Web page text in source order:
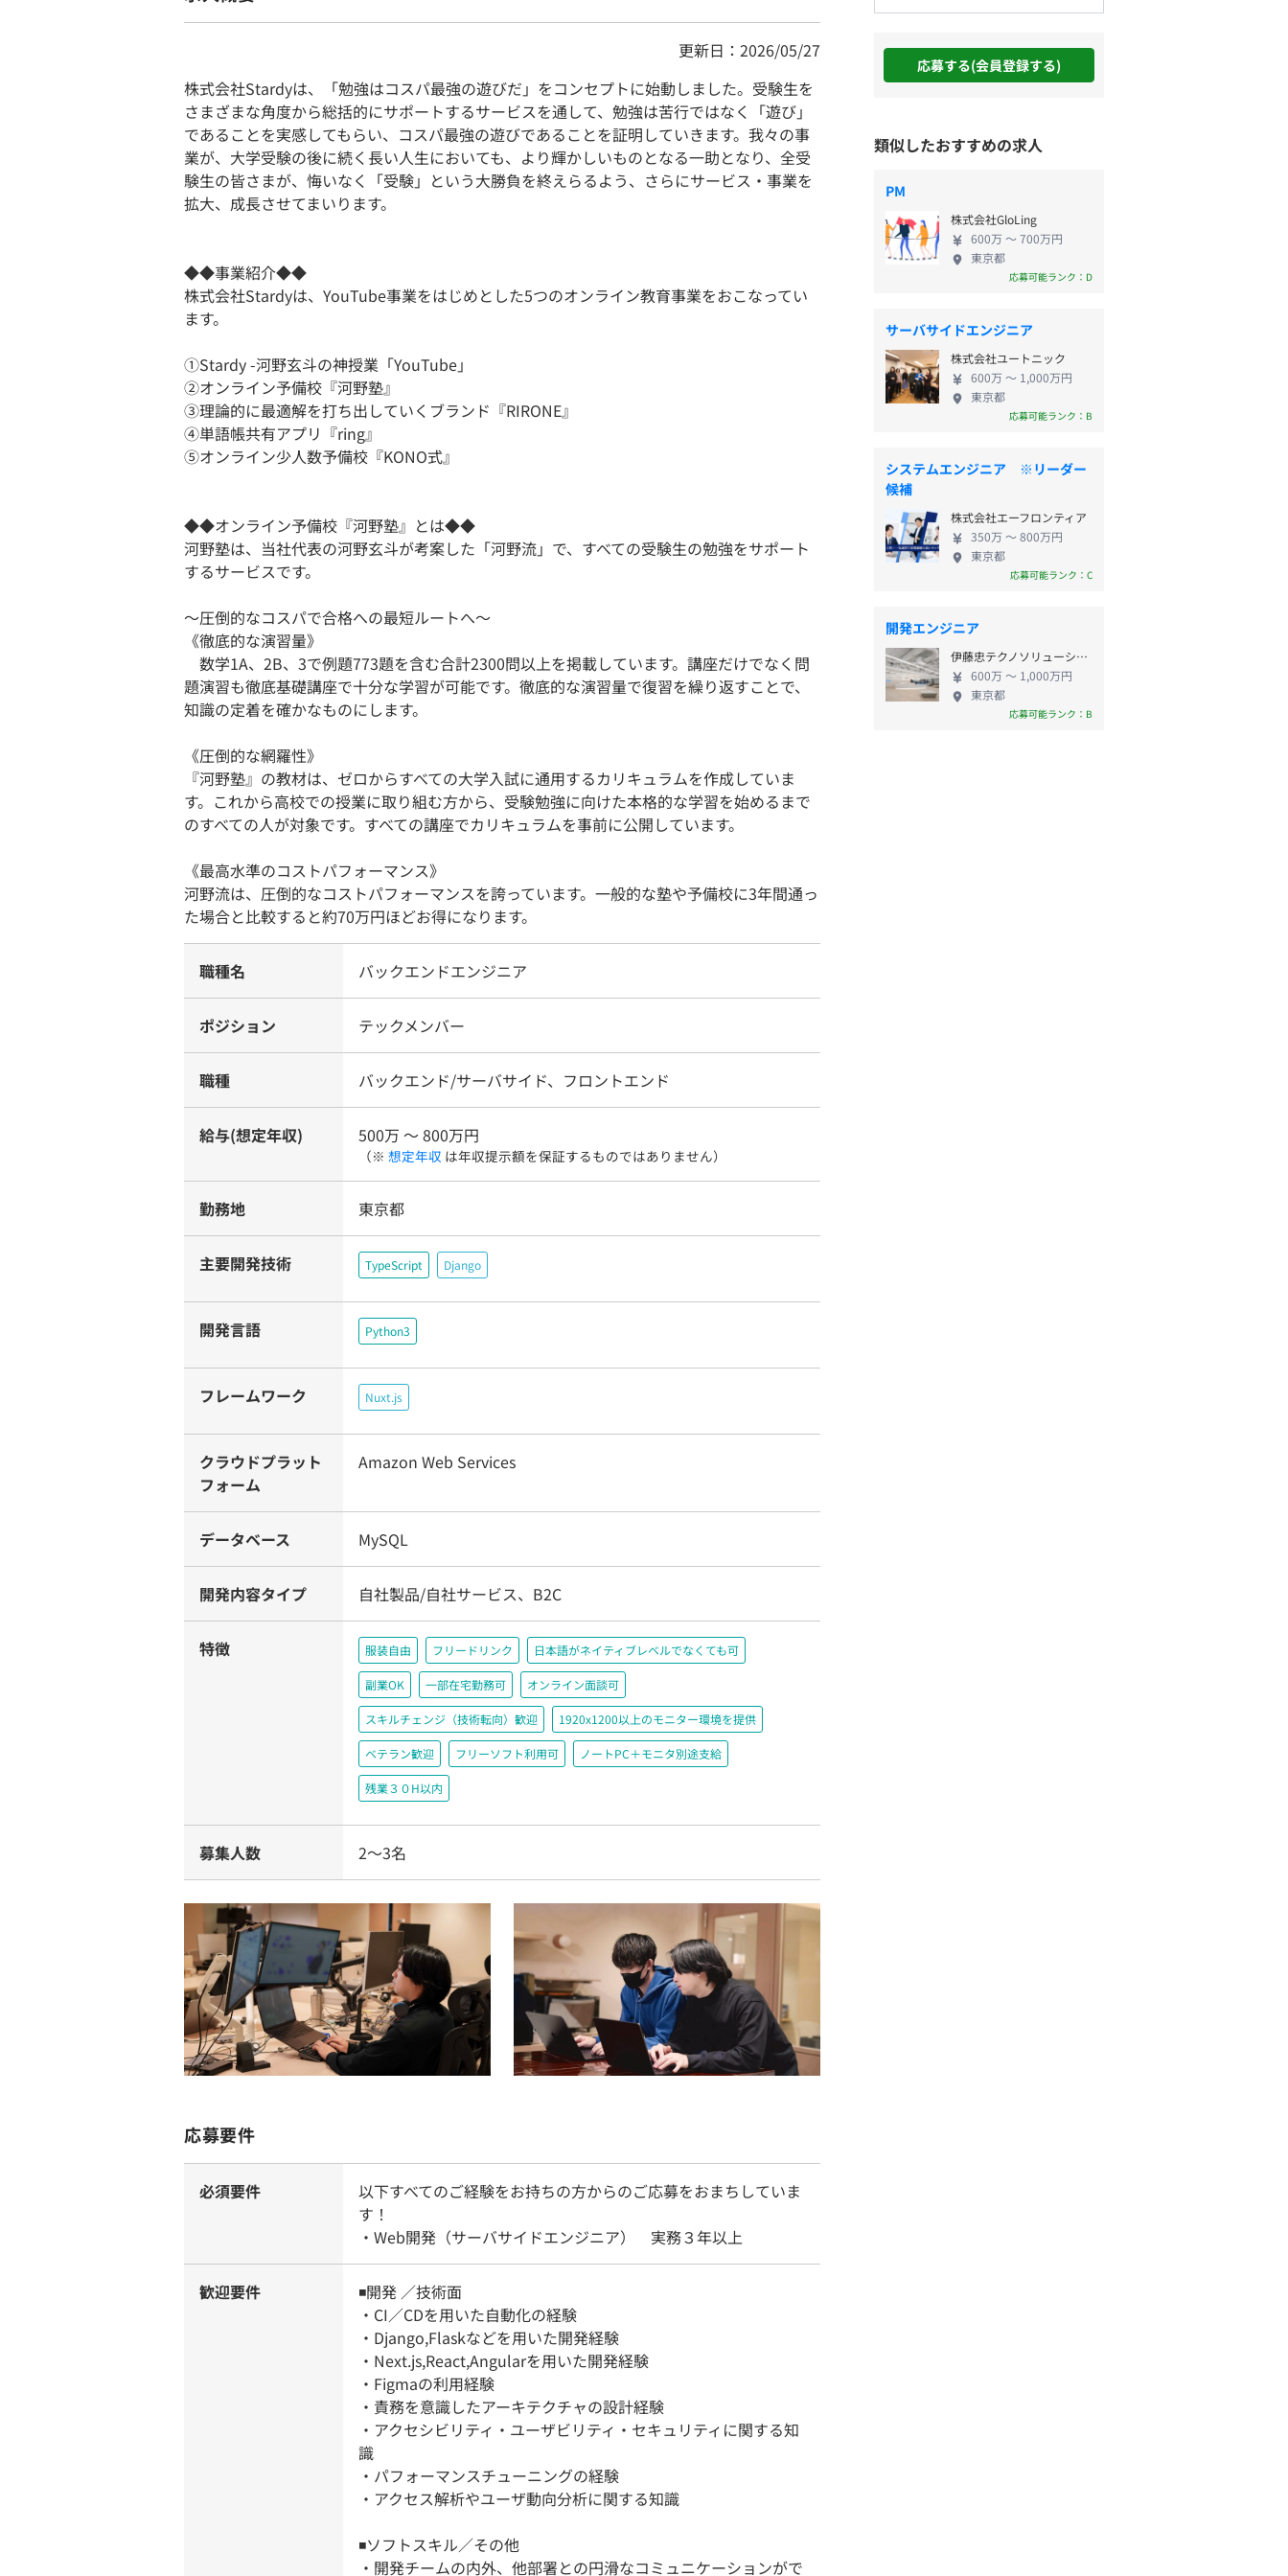
更新日：2026/05/27
株式会社Stardyは、「勉強はコスパ最強の遊びだ」をコンセプトに始動しました。受験生を
さまざまな角度から総括的にサポートするサービスを通して、勉強は苦行ではなく「遊び」
であることを実感してもらい、コスパ最強の遊びであることを証明していきます。我々の事
業が、大学受験の後に続く長い人生においても、より輝かしいものとなる一助となり、全受
験生の皆さまが、悔いなく「受験」という大勝負を終えらるよう、さらにサービス・事業を
拡大、成長させてまいります。
◆◆事業紹介◆◆
株式会社Stardyは、YouTube事業をはじめとした5つのオンライン教育事業をおこなってい
ます。
①Stardy -河野玄斗の神授業「YouTube」
②オンライン予備校『河野塾』
③理論的に最適解を打ち出していくブランド『RIRONE』
④単語帳共有アプリ『ring』
⑤オンライン少人数予備校『KONO式』
◆◆オンライン予備校『河野塾』とは◆◆
河野塾は、当社代表の河野玄斗が考案した「河野流」で、すべての受験生の勉強をサポート
するサービスです。
〜圧倒的なコスパで合格への最短ルートへ〜
《徹底的な演習量》
数学1A、2B、3で例題773題を含む合計2300問以上を掲載しています。講座だけでなく問
題演習も徹底基礎講座で十分な学習が可能です。徹底的な演習量で復習を繰り返すことで、
知識の定着を確かなものにします。
《圧倒的な網羅性》
『河野塾』の教材は、ゼロからすべての大学入試に通用するカリキュラムを作成していま
す。これから高校での授業に取り組む方から、受験勉強に向けた本格的な学習を始めるまで
のすべての人が対象です。すべての講座でカリキュラムを事前に公開しています。
《最高水準のコストパフォーマンス》
河野流は、圧倒的なコストパフォーマンスを誇っています。一般的な塾や予備校に3年間通っ
た場合と比較すると約70万円ほどお得になります。
職種名 バックエンドエンジニア
ポジション テックメンバー
職種 バックエンド/サーバサイド、フロントエンド
給与(想定年収) 500万 〜 800万円
（※ 想定年収 は年収提示額を保証するものではありません）
勤務地 東京都
主要開発技術 TypeScript Django
開発言語 Python3
フレームワーク Nuxt.js
クラウドプラット
フォーム
Amazon Web Services
データベース MySQL
開発内容タイプ 自社製品/自社サービス、B2C
特徴 服装自由 フリードリンク 日本語がネイティブレベルでなくても可
副業OK 一部在宅勤務可 オンライン面談可
スキルチェンジ（技術転向）歓迎 1920x1200以上のモニター環境を提供
ベテラン歓迎 フリーソフト利用可 ノートPC＋モニタ別途支給
残業３０H以内
募集人数 2〜3名
応募要件
必須要件
以下すべてのご経験をお持ちの方からのご応募をおまちしていま
す！
・Web開発（サーバサイドエンジニア） 実務３年以上
歓迎要件
◾️開発 ／技術面
・CI／CDを用いた自動化の経験
・Django,Flaskなどを用いた開発経験
・Next.js,React,Angularを用いた開発経験
・Figmaの利用経験
・責務を意識したアーキテクチャの設計経験
・アクセシビリティ・ユーザビリティ・セキュリティに関する知
識
・パフォーマンスチューニングの経験
・アクセス解析やユーザ動向分析に関する知識
◾️ソフトスキル／その他
・開発チームの内外、他部署との円滑なコミュニケーションがで
応募する(会員登録する)
類似したおすすめの求人
PM
株式会社GloLing
600万 〜 700万円
東京都
応募可能ランク：D
サーバサイドエンジニア
株式会社ユートニック
600万 〜 1,000万円
東京都
応募可能ランク：B
システムエンジニア ※リーダー
候補
株式会社エーフロンティア
350万 〜 800万円
東京都
応募可能ランク：C
開発エンジニア
伊藤忠テクノソリューションズ株式会社 金融事業部
600万 〜 1,000万円
東京都
応募可能ランク：B